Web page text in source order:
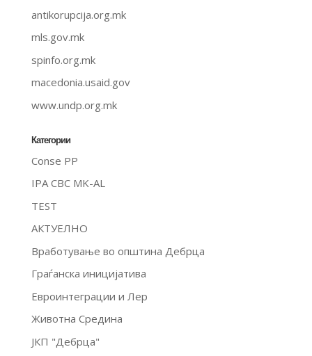
antikorupcija.org.mk
mls.gov.mk
spinfo.org.mk
macedonia.usaid.gov
www.undp.org.mk
Категории
Conse PP
IPA CBC MK-AL
TEST
АКТУЕЛНО
Вработување во општина Дебрца
Граѓанска иницијатива
Евроинтеграции и Лер
Животна Средина
ЈКП "Дебрца"